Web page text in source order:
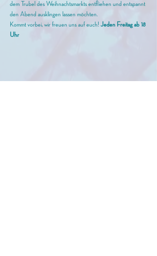
dem Trubel des Weihnachtsmarkts entfliehen und entspannt
den Abend ausklingen lassen möchten.
Kommt vorbei, wir freuen uns auf euch! Jeden Freitag ab 18
Uhr